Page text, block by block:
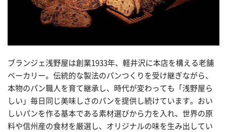
ブランジェ浅野屋は創業1933年、軽井沢に本店を構える老舗
ベーカリー。伝統的な製法のパンつくりを受け継ぎながら、
本物のパン職人を育て継承し、時代が変わっても「浅野屋ら
しい」毎日同じ美味しさのパンを提供し続けています。おい
しいパンを作る基本である素材選びから力を入れ、世界の原
料や信州産の食材を厳選し、オリジナルの味を生み出してい